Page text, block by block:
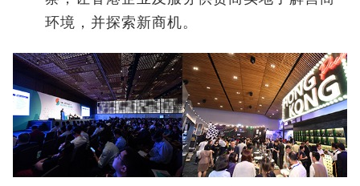
环境，并探索新商机。